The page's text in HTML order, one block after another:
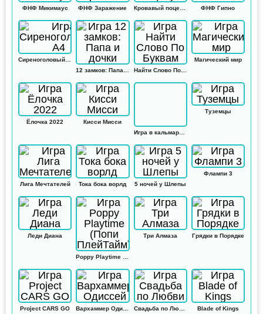
ФНФ Микимаус ФНФ Заражение Кровавый поцелуй ФНФ Гипно
Найти Слово По Буквам
Магический мир
Ёлочка 2022
Кисси Мисси
Игра в кальмара: Амонг ас
Туземцы
Лига Мечтателей Тока бока ворлд 5 ночей у Шлепы
Флампи 3
Леди Диана Три Алмаза Грядки в Порядке
Project CARS GO Свадьба по Любви Blade of Kings